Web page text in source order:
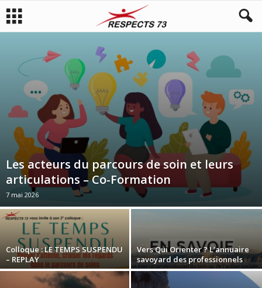
Les acteurs du parcours de soin et leurs
articulations – Co-Formation
7 mai 2026
Colloque : LE TEMPS SUSPENDU
– REPLAY
Vers Qui Orienter ? L’annuaire
savoyard des professionnels